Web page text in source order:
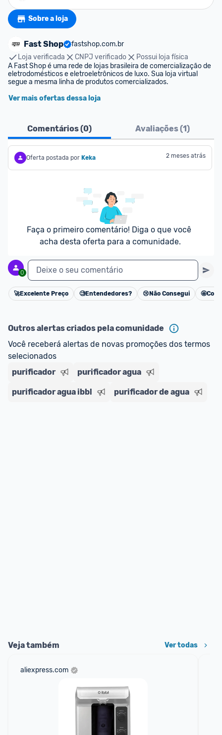
Sobre a loja
Fast Shop
fastshop.com.br
Loja verificada
CNPJ verificado
Possui loja física
A Fast Shop é uma rede de lojas brasileira de comercialização de
eletrodomésticos e eletroeletrônicos de luxo. Sua loja virtual
segue a mesma linha de produtos comercializados.
Ver mais ofertas dessa loja
Comentários (0) Avaliações (1)
Oferta postada por Keka 2 meses atrás
Faça o primeiro comentário! Diga o que você
acha desta oferta para a comunidade.
0 Deixe o seu comentário
Cancelar
🚀Excelente Preço 🧐Entendedores? 😢 Não Consegui 🤩
Outros alertas criados pela comunidade
Você receberá alertas de novas promoções dos termos
selecionados
purificador
purificador agua
purificador agua ibbl purificador de agua
Veja também Ver todas
aliexpress.com